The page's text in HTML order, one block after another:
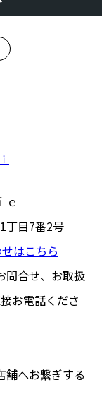
ｅ
丁目7番2号
はこちら
合せ、 お取扱
お電話くださ
舗へお繋ぎする